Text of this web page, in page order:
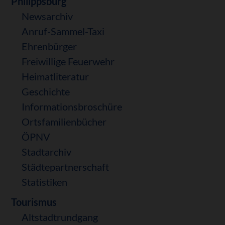
überspringen
Newsarchiv
Anruf-Sammel-Taxi
Ehrenbürger
Freiwillige Feuerwehr
Heimatliteratur
Geschichte
Informationsbroschüre
Ortsfamilienbücher
ÖPNV
Stadtarchiv
Städtepartnerschaft
Statistiken
Tourismus
Altstadtrundgang